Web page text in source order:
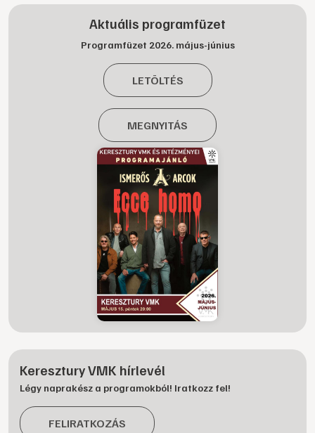
Aktuális programfüzet
Programfüzet 2026. május-június
LETÖLTÉS
MEGNYITÁS
Keresztury VMK hírlevél
Légy naprakész a programokból! Iratkozz fel!
FELIRATKOZÁS